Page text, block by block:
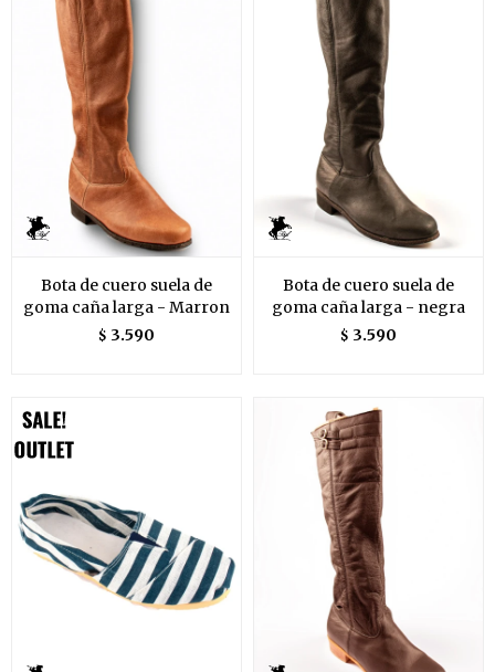
Bota de cuero suela de
goma caña larga - Marron
$ 3.590
Bota de cuero suela de
goma caña larga - negra
$ 3.590